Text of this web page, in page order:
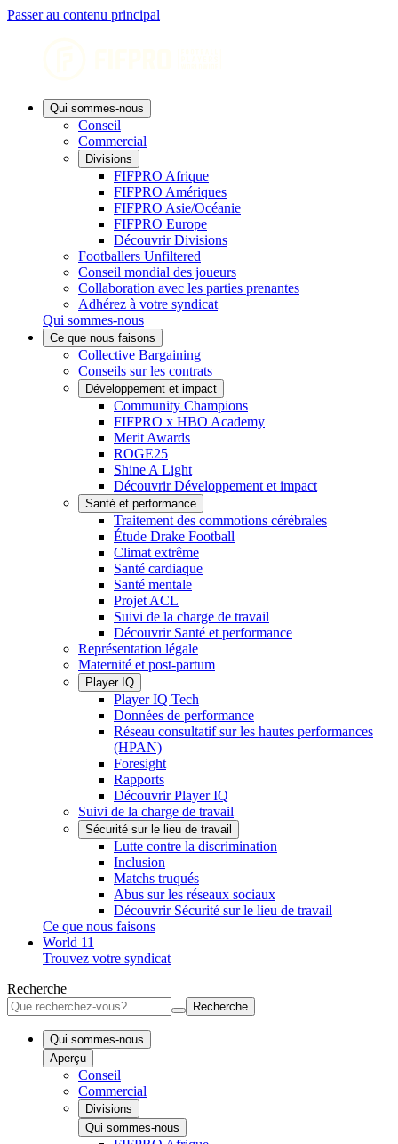
Passer au contenu principal
Qui sommes-nous
Conseil
Commercial
Divisions
FIFPRO Afrique
FIFPRO Amériques
FIFPRO Asie/Océanie
FIFPRO Europe
Découvrir Divisions
Footballers Unfiltered
Conseil mondial des joueurs
Collaboration avec les parties prenantes
Adhérez à votre syndicat
Qui sommes-nous
Ce que nous faisons
Collective Bargaining
Conseils sur les contrats
Développement et impact
Community Champions
FIFPRO x HBO Academy
Merit Awards
ROGE25
Shine A Light
Découvrir Développement et impact
Santé et performance
Traitement des commotions cérébrales
Étude Drake Football
Climat extrême
Santé cardiaque
Santé mentale
Projet ACL
Suivi de la charge de travail
Découvrir Santé et performance
Représentation légale
Maternité et post-partum
Player IQ
Player IQ Tech
Données de performance
Réseau consultatif sur les hautes performances
(HPAN)
Foresight
Rapports
Découvrir Player IQ
Suivi de la charge de travail
Sécurité sur le lieu de travail
Lutte contre la discrimination
Inclusion
Matchs truqués
Abus sur les réseaux sociaux
Découvrir Sécurité sur le lieu de travail
Ce que nous faisons
World 11
Trouvez votre syndicat
Recherche
Recherche
Qui sommes-nous
Aperçu
Conseil
Commercial
Divisions
Qui sommes-nous